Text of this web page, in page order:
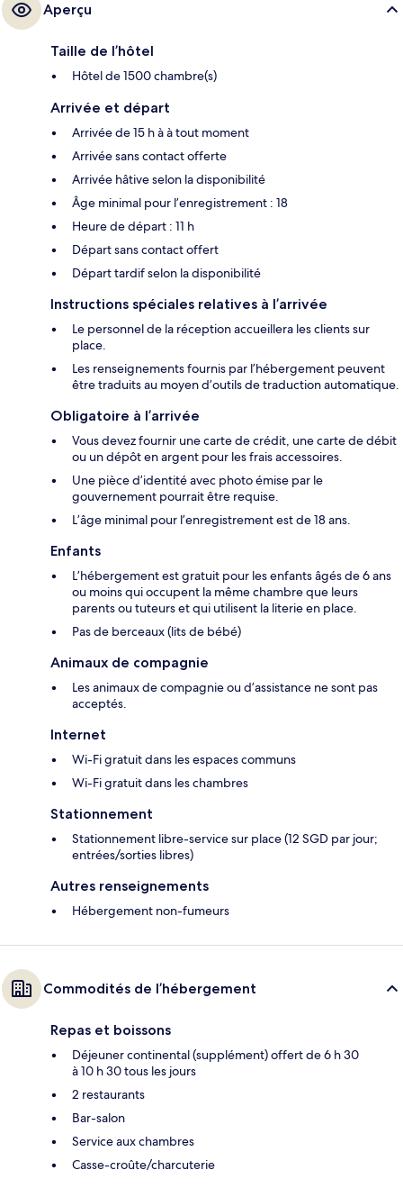
Aperçu
Taille de l’hôtel
Hôtel de 1500 chambre(s)
Arrivée et départ
Arrivée de 15 h à à tout moment
Arrivée sans contact offerte
Arrivée hâtive selon la disponibilité
Âge minimal pour l’enregistrement : 18
Heure de départ : 11 h
Départ sans contact offert
Départ tardif selon la disponibilité
Instructions spéciales relatives à l’arrivée
Le personnel de la réception accueillera les clients sur
place.
Les renseignements fournis par l’hébergement peuvent
être traduits au moyen d’outils de traduction automatique.
Obligatoire à l’arrivée
Vous devez fournir une carte de crédit, une carte de débit
ou un dépôt en argent pour les frais accessoires.
Une pièce d’identité avec photo émise par le
gouvernement pourrait être requise.
L’âge minimal pour l’enregistrement est de 18 ans.
Enfants
L’hébergement est gratuit pour les enfants âgés de 6 ans
ou moins qui occupent la même chambre que leurs
parents ou tuteurs et qui utilisent la literie en place.
Pas de berceaux (lits de bébé)
Animaux de compagnie
Les animaux de compagnie ou d’assistance ne sont pas
acceptés.
Internet
Wi-Fi gratuit dans les espaces communs
Wi-Fi gratuit dans les chambres
Stationnement
Stationnement libre-service sur place (12 SGD par jour;
entrées/sorties libres)
Autres renseignements
Hébergement non-fumeurs
Commodités de l’hébergement
Repas et boissons
Déjeuner continental (supplément) offert de 6 h 30
à 10 h 30 tous les jours
2 restaurants
Bar-salon
Service aux chambres
Casse-croûte/charcuterie